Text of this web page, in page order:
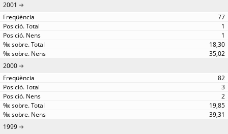
2001
77
1
1
18,30
35,02
2000
82
3
2
19,85
39,31
1999